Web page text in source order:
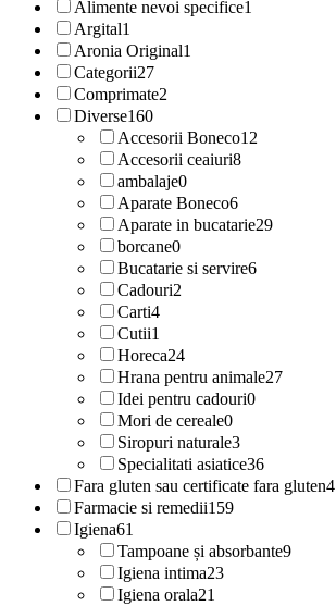
Alimente nevoi specifice1
Argital1
Aronia Original1
Categorii27
Comprimate2
Diverse160
Accesorii Boneco12
Accesorii ceaiuri8
ambalaje0
Aparate Boneco6
Aparate in bucatarie29
borcane0
Bucatarie si servire6
Cadouri2
Carti4
Cutii1
Horeca24
Hrana pentru animale27
Idei pentru cadouri0
Mori de cereale0
Siropuri naturale3
Specialitati asiatice36
Fara gluten sau certificate fara gluten4
Farmacie si remedii159
Igiena61
Tampoane și absorbante9
Igiena intima23
Igiena orala21